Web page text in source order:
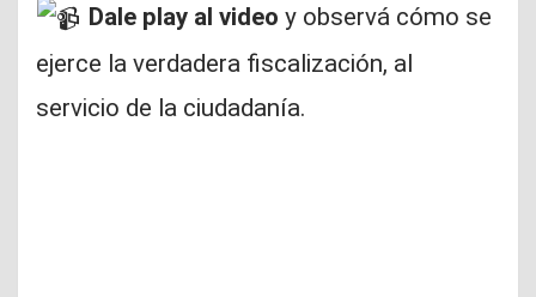
Dale play al video y observá cómo se
ejerce la verdadera fiscalización, al
servicio de la ciudadanía.